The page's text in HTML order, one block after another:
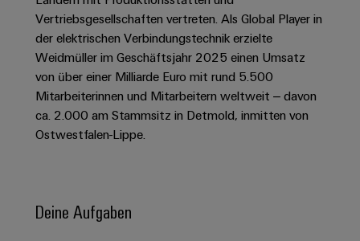
Produkte
für
Energiespeichersysteme
(ESS)
Energieübertragung
und
-
Sicherheit
für
Pair
Ethernet
Schaltschrank-
und
Feldebene
Smart
und
Kabel
SPS
Systemverkabelung
&
Migrationslösungen
Verteilerboxen
Ihre
Industrial
Service
Platform
Connectivity
Consulting
Weidmüller
Großhandelssuche
News
Messen
Newsletter
Kundenservice
People
&
Culture
Compliance
Weidmüller
Welt
|
Neuanfang
für
Studienabbrecher
Offene
Stellen
für
Für
Vertriebsgesellschaften vertreten. Als Global Player in
der elektrischen Verbindungstechnik erzielte
Weidmüller im Geschäftsjahr 2025 einen Umsatz
von über einer Milliarde Euro mit rund 5.500
Mitarbeiterinnen und Mitarbeitern weltweit – davon
ca. 2.000 am Stammsitz in Detmold, inmitten von
Ostwestfalen-Lippe.
Deine Aufgaben